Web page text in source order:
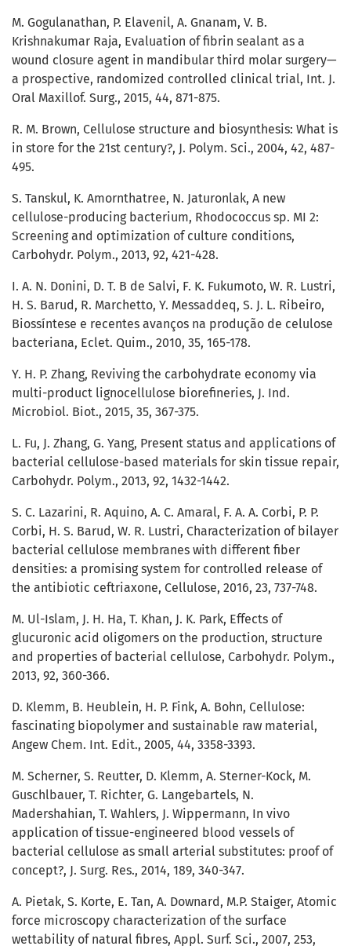
M. Gogulanathan, P. Elavenil, A. Gnanam, V. B.
Krishnakumar Raja, Evaluation of fibrin sealant as a
wound closure agent in mandibular third molar surgery—
a prospective, randomized controlled clinical trial, Int. J.
Oral Maxillof. Surg., 2015, 44, 871-875.
R. M. Brown, Cellulose structure and biosynthesis: What is
in store for the 21st century?, J. Polym. Sci., 2004, 42, 487-
495.
S. Tanskul, K. Amornthatree, N. Jaturonlak, A new
cellulose-producing bacterium, Rhodococcus sp. MI 2:
Screening and optimization of culture conditions,
Carbohydr. Polym., 2013, 92, 421-428.
I. A. N. Donini, D. T. B de Salvi, F. K. Fukumoto, W. R. Lustri,
H. S. Barud, R. Marchetto, Y. Messaddeq, S. J. L. Ribeiro,
Biossíntese e recentes avanços na produção de celulose
bacteriana, Eclet. Quim., 2010, 35, 165-178.
Y. H. P. Zhang, Reviving the carbohydrate economy via
multi-product lignocellulose biorefineries, J. Ind.
Microbiol. Biot., 2015, 35, 367-375.
L. Fu, J. Zhang, G. Yang, Present status and applications of
bacterial cellulose-based materials for skin tissue repair,
Carbohydr. Polym., 2013, 92, 1432-1442.
S. C. Lazarini, R. Aquino, A. C. Amaral, F. A. A. Corbi, P. P.
Corbi, H. S. Barud, W. R. Lustri, Characterization of bilayer
bacterial cellulose membranes with different fiber
densities: a promising system for controlled release of
the antibiotic ceftriaxone, Cellulose, 2016, 23, 737-748.
M. Ul-Islam, J. H. Ha, T. Khan, J. K. Park, Effects of
glucuronic acid oligomers on the production, structure
and properties of bacterial cellulose, Carbohydr. Polym.,
2013, 92, 360-366.
D. Klemm, B. Heublein, H. P. Fink, A. Bohn, Cellulose:
fascinating biopolymer and sustainable raw material,
Angew Chem. Int. Edit., 2005, 44, 3358-3393.
M. Scherner, S. Reutter, D. Klemm, A. Sterner-Kock, M.
Guschlbauer, T. Richter, G. Langebartels, N.
Madershahian, T. Wahlers, J. Wippermann, In vivo
application of tissue-engineered blood vessels of
bacterial cellulose as small arterial substitutes: proof of
concept?, J. Surg. Res., 2014, 189, 340-347.
A. Pietak, S. Korte, E. Tan, A. Downard, M.P. Staiger, Atomic
force microscopy characterization of the surface
wettability of natural fibres, Appl. Surf. Sci., 2007, 253,